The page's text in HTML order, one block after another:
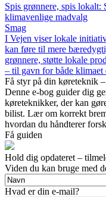
Spis grønnere, spis lokalt:
klimavenlige madvalg
Smag
I Vejen viser lokale
kan føre til mere
grønnere, støtte lokale
– til gavn for både klimaet
Få styr på din køreteknik
Denne e-bog guider dig
køreteknikker, der kan
bilist. Lær om korrekt
hvordan du håndterer
Få guiden
Hold dig opdateret –
Viden du kan bruge med
Hvad er din e-mail?